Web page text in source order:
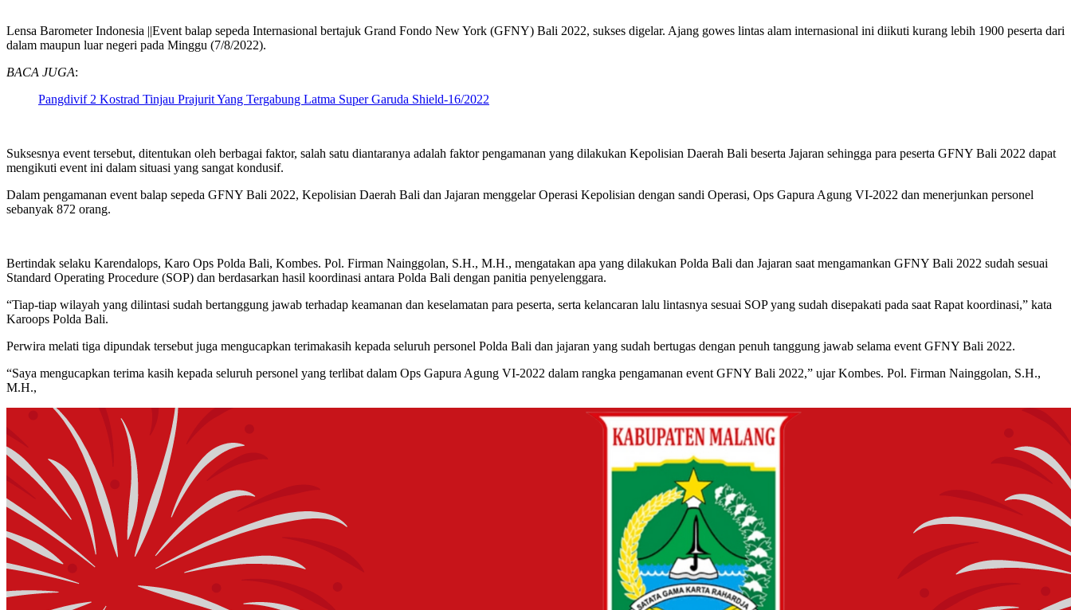
Lensa Barometer Indonesia ||Event balap sepeda Internasional bertajuk Grand Fondo New York (GFNY) Bali 2022, sukses digelar. Ajang gowes lintas alam internasional ini diikuti kurang lebih 1900 peserta dari
dalam maupun luar negeri pada Minggu (7/8/2022).
BACA JUGA:
Pangdivif 2 Kostrad Tinjau Prajurit Yang Tergabung Latma Super Garuda Shield-16/2022
Suksesnya event tersebut, ditentukan oleh berbagai faktor, salah satu diantaranya adalah faktor pengamanan yang dilakukan Kepolisian Daerah Bali beserta Jajaran sehingga para peserta GFNY Bali 2022 dapat
mengikuti event ini dalam situasi yang sangat kondusif.
Dalam pengamanan event balap sepeda GFNY Bali 2022, Kepolisian Daerah Bali dan Jajaran menggelar Operasi Kepolisian dengan sandi Operasi, Ops Gapura Agung VI-2022 dan menerjunkan personel
sebanyak 872 orang.
Bertindak selaku Karendalops, Karo Ops Polda Bali, Kombes. Pol. Firman Nainggolan, S.H., M.H., mengatakan apa yang dilakukan Polda Bali dan Jajaran saat mengamankan GFNY Bali 2022 sudah sesuai
Standard Operating Procedure (SOP) dan berdasarkan hasil koordinasi antara Polda Bali dengan panitia penyelenggara.
“Tiap-tiap wilayah yang dilintasi sudah bertanggung jawab terhadap keamanan dan keselamatan para peserta, serta kelancaran lalu lintasnya sesuai SOP yang sudah disepakati pada saat Rapat koordinasi,” kata
Karoops Polda Bali.
Perwira melati tiga dipundak tersebut juga mengucapkan terimakasih kepada seluruh personel Polda Bali dan jajaran yang sudah bertugas dengan penuh tanggung jawab selama event GFNY Bali 2022.
“Saya mengucapkan terima kasih kepada seluruh personel yang terlibat dalam Ops Gapura Agung VI-2022 dalam rangka pengamanan event GFNY Bali 2022,” ujar Kombes. Pol. Firman Nainggolan, S.H.,
M.H.,